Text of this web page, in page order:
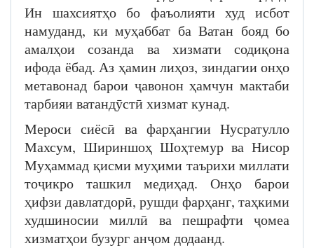
Ин шахсиятҳо бо фаъолияти худ исбот
намуданд, ки муҳаббат ба Ватан бояд бо
амалҳои созанда ва хизмати содиқона
ифода ёбад. Аз ҳамин лиҳоз, зиндагии онҳо
метавонад барои ҷавонон ҳамчун мактаби
тарбияи ватандӯстӣ хизмат кунад.
Мероси сиёсӣ ва фарҳангии Нусратулло
Махсум, Шириншоҳ Шоҳтемур ва Нисор
Муҳаммад қисми муҳими таърихи миллати
тоҷикро ташкил медиҳад. Онҳо барои
ҳифзи давлатдорӣ, рушди фарҳанг, таҳкими
худшиносии миллӣ ва пешрафти ҷомеа
хизматҳои бузург анҷом додаанд.